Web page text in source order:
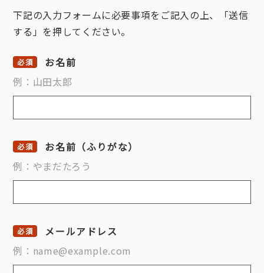
下記の入力フォームに必要事項をご記入の上、「送信
する」を押してください。
お名前
例：山田太郎
お名前（ふりがな）
例：やまだたろう
メールアドレス
例：name@example.com